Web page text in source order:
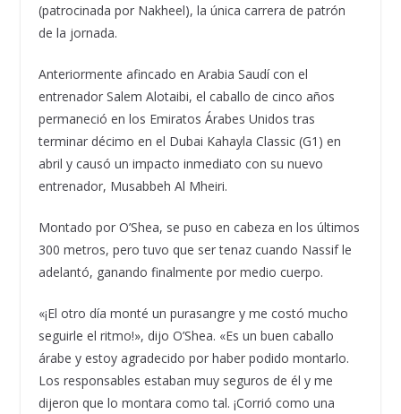
(patrocinada por Nakheel), la única carrera de patrón
de la jornada.
Anteriormente afincado en Arabia Saudí con el
entrenador Salem Alotaibi, el caballo de cinco años
permaneció en los Emiratos Árabes Unidos tras
terminar décimo en el Dubai Kahayla Classic (G1) en
abril y causó un impacto inmediato con su nuevo
entrenador, Musabbeh Al Mheiri.
Montado por O’Shea, se puso en cabeza en los últimos
300 metros, pero tuvo que ser tenaz cuando Nassif le
adelantó, ganando finalmente por medio cuerpo.
«¡El otro día monté un purasangre y me costó mucho
seguirle el ritmo!», dijo O’Shea. «Es un buen caballo
árabe y estoy agradecido por haber podido montarlo.
Los responsables estaban muy seguros de él y me
dijeron que lo montara como tal. ¡Corrió como una